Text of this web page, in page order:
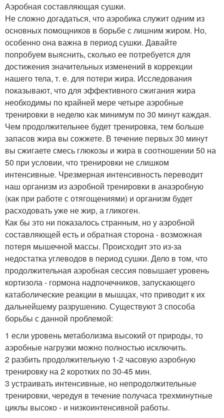
Аэробная составляющая сушки.
Не сложно догадаться, что аэробика служит одним из
основных помощников в борьбе с лишним жиром. Но,
особенно она важна в период сушки. Давайте
попробуем выяснить, сколько ее потребуется для
достижения значительных изменений в коррекции
нашего тела, т. е. для потери жира. Исследования
показывают, что для эффективного сжигания жира
необходимы по крайней мере четыре аэробные
тренировки в неделю как минимум по 30 минут каждая.
Чем продолжительнее будет тренировка, тем больше
запасов жира вы сожжете. В течение первых 30 минут
вы сжигаете смесь глюкозы и жира в соотношении 50 на
50 при условии, что тренировки не слишком
интенсивные. Чрезмерная интенсивность переводит
наш организм из аэробной тренировки в анаэробную
(как при работе с отягощениями) и организм будет
расходовать уже не жир, а гликоген.
Как бы это ни показалось странным, но у аэробной
составляющей есть и обратная сторона - возможная
потеря мышечной массы. Происходит это из-за
недостатка углеводов в период сушки. Дело в том, что
продолжительная аэробная сессия повышает уровень
кортизола - гормона надпочечников, запускающего
катаболические реакции в мышцах, что приводит к их
дальнейшему разрушению. Существуют 3 способа
борьбы с данной проблемой:
1 если уровень метаболизма высокий от природы, то
аэробные нагрузки можно полностью исключить.
2 разбить продолжительную 1-2 часовую аэробную
тренировку на 2 коротких по 30-45 мин.
3 устраивать интенсивные, но непродолжительные
тренировки, чередуя в течение получаса трехминутные
циклы высоко - и низкоинтенсивной работы.